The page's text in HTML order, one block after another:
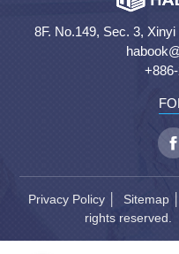
8F. No.149, Sec. 3,
Privacy Policy│ Sitemap│
rights reserved.